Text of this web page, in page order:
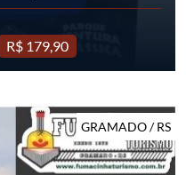
R$ 179,90
GRAMADO / RS